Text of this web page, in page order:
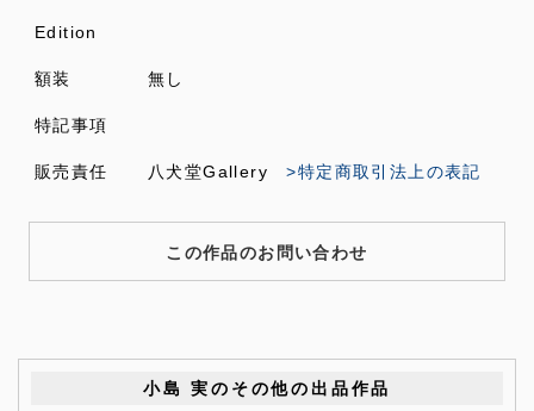
Edition
額装 無し
特記事項
販売責任 八犬堂Gallery>特定商取引法上の表記
この作品のお問い合わせ
小島 実のその他の出品作品